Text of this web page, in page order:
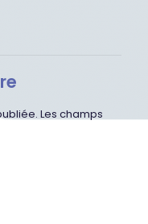
Les champs